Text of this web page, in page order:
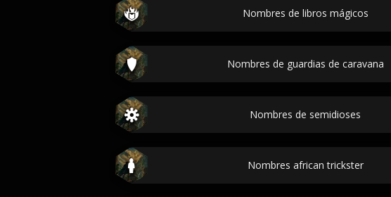
Nombres de libros mágicos
Nombres de guardias de caravana
Nombres de semidioses
Nombres african trickster